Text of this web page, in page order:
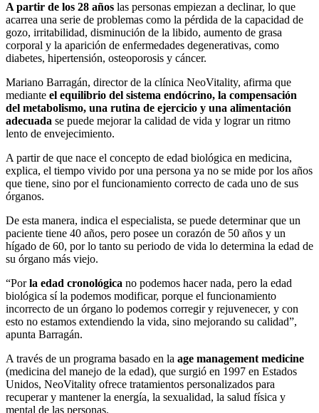
A partir de los 28 años las personas empiezan a declinar, lo que
acarrea una serie de problemas como la pérdida de la capacidad de
gozo, irritabilidad, disminución de la libido, aumento de grasa
corporal y la aparición de enfermedades degenerativas, como
diabetes, hipertensión, osteoporosis y cáncer.
Mariano Barragán, director de la clínica NeoVitality, afirma que
mediante el equilibrio del sistema endócrino, la compensación
del metabolismo, una rutina de ejercicio y una alimentación
adecuada se puede mejorar la calidad de vida y lograr un ritmo
lento de envejecimiento.
A partir de que nace el concepto de edad biológica en medicina,
explica, el tiempo vivido por una persona ya no se mide por los años
que tiene, sino por el funcionamiento correcto de cada uno de sus
órganos.
De esta manera, indica el especialista, se puede determinar que un
paciente tiene 40 años, pero posee un corazón de 50 años y un
hígado de 60, por lo tanto su periodo de vida lo determina la edad de
su órgano más viejo.
“Porla edad cronológica no podemos hacer nada, pero la edad
biológica sí la podemos modificar, porque el funcionamiento
incorrecto de un órgano lo podemos corregir y rejuvenecer, y con
esto no estamos extendiendo la vida, sino mejorando su calidad”,
apunta Barragán.
A través de un programa basado en la age management medicine
(medicina del manejo de la edad), que surgió en 1997 en Estados
Unidos, NeoVitality ofrece tratamientos personalizados para
recuperar y mantener la energía, la sexualidad, la salud física y
mental de las personas.